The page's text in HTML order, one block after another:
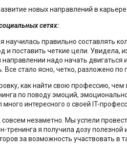
новых направлений в
сетях:
научилась правильно составлять
и поставить четкие цели. Увидела,
надо начать двигаться
стало ясно, четко, разложено по
как найти свою профессию, чем
по поводу эмоций,
много интересного о своей IT-
незаметно. Мы успели
тренинга я получила дозу
за возможность участвовать в